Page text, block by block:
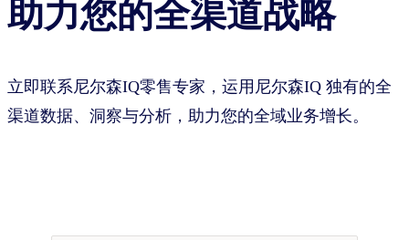
助力您的全渠道战略
立即联系尼尔森IQ零售专家，运用尼尔森IQ 独有的全
渠道数据、洞察与分析，助力您的全域业务增长。